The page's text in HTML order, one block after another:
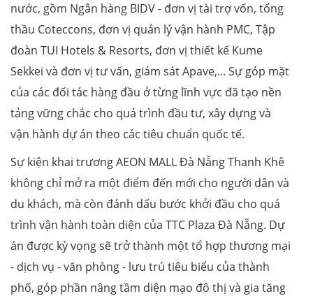
nước, gồm Ngân hàng BIDV - đơn vị tài trợ vốn, tổng
thầu Coteccons, đơn vị quản lý vận hành PMC, Tập
đoàn TUI Hotels & Resorts, đơn vị thiết kế Kume
Sekkei và đơn vị tư vấn, giám sát Apave,... Sự góp mặt
của các đối tác hàng đầu ở từng lĩnh vực đã tạo nền
tảng vững chắc cho quá trình đầu tư, xây dựng và
vận hành dự án theo các tiêu chuẩn quốc tế.
Sự kiện khai trương AEON MALL Đà Nẵng Thanh Khê
không chỉ mở ra một điểm đến mới cho người dân và
du khách, mà còn đánh dấu bước khởi đầu cho quá
trình vận hành toàn diện của TTC Plaza Đà Nẵng. Dự
án được kỳ vọng sẽ trở thành một tổ hợp thương mại
- dịch vụ - văn phòng - lưu trú tiêu biểu của thành
phố, góp phần nâng tầm diện mạo đô thị và gia tăng